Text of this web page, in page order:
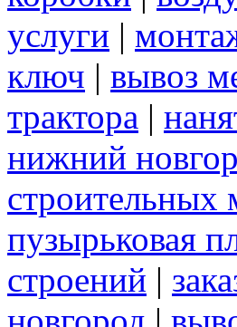
услуги |
ключ | вывоз
трактора |
нижний
строительных
пузырьковая
строений |